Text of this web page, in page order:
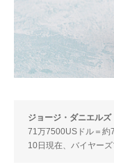
ジョージ・ダニエルズ
71万7500USドル＝約
10日現在、バイヤー